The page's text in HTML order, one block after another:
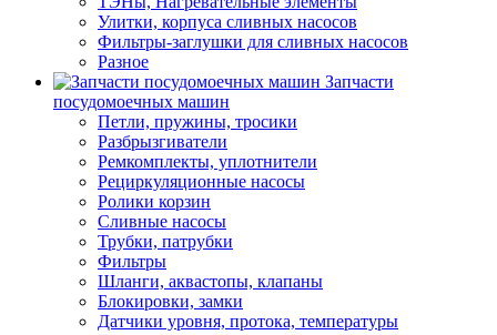
Улитки, корпуса сливных насосов
Фильтры-заглушки для сливных насосов
Разное
Запчасти
посудомоечных машин
Петли, пружины, тросики
Разбрызгиватели
Ремкомплекты, уплотнители
Рециркуляционные насосы
Ролики корзин
Сливные насосы
Трубки, патрубки
Фильтры
Шланги, аквастопы, клапаны
Блокировки, замки
Датчики уровня, протока, температуры